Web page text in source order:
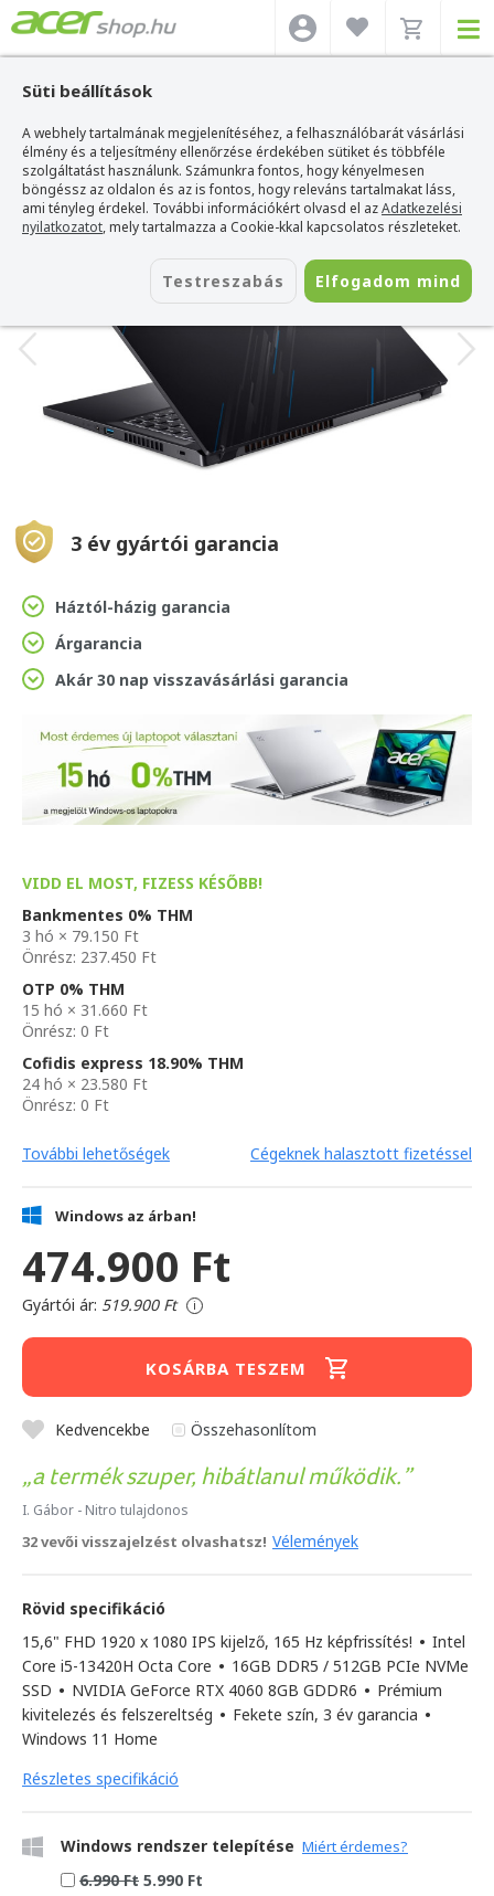
Süti beállítások
A webhely tartalmának megjelenítéséhez, a felhasználóbarát vásárlási
élmény és a teljesítmény ellenőrzése érdekében sütiket és többféle
szolgáltatást használunk. Számunkra fontos, hogy kényelmesen
böngéssz az oldalon és az is fontos, hogy releváns tartalmakat láss,
ami tényleg érdekel. További információkért olvasd el azAdatkezelési
nyilatkozatot, mely tartalmazza a Cookie-kkal kapcsolatos részleteket.
Testreszabás Elfogadom mind
Acer webshop>Acer laptop>Nitro>Acer Nitro V - ANV15-51-54N8
Acer Nitro V - ANV15-51-54N8
Azonosító: NH.QQEEU.00A_WIN
3 év gyártói garancia
Háztól-házig garancia
Árgarancia
Akár 30 nap visszavásárlási garancia
VIDD EL MOST, FIZESS KÉSŐBB!
Bankmentes 0% THM
3 hó × 79.150 Ft
Önrész: 237.450 Ft
OTP 0% THM
15 hó × 31.660 Ft
Önrész: 0 Ft
Cofidis express 18.90% THM
24 hó × 23.580 Ft
Önrész: 0 Ft
További lehetőségek Cégeknek halasztott fizetéssel
Windows az árban!
474.900 Ft
Gyártói ár: 519.900 Ft i
KOSÁRBA TESZEM
Kedvencekbe Összehasonlítom
a termék szuper, hibátlanul működik.
I. Gábor - Nitro tulajdonos
32 vevői visszajelzést olvashatsz! Vélemények
Rövid specifikáció
15,6" FHD 1920 x 1080 IPS kijelző, 165 Hz képfrissítés! • Intel
Core i5-13420H Octa Core • 16GB DDR5 / 512GB PCIe NVMe
SSD • NVIDIA GeForce RTX 4060 8GB GDDR6 • Prémium
kivitelezés és felszereltség • Fekete szín, 3 év garancia •
Windows 11 Home
Részletes specifikáció
Windows rendszer telepítése Miért érdemes?
6.990 Ft 5.990 Ft